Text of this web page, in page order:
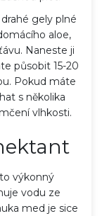
gely plné
aloe,
Naneste ji
působit 15-20
Pokud máte
s několika
vlhkosti.
výkonný
vodu ze
med je sice